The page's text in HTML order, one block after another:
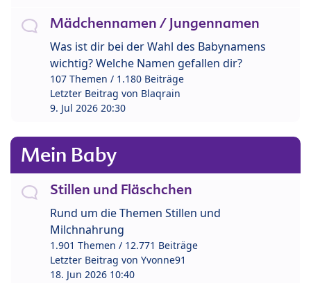
Mädchennamen / Jungennamen
Was ist dir bei der Wahl des Babynamens
wichtig? Welche Namen gefallen dir?
107 Themen / 1.180 Beiträge
Letzter Beitrag von Blaqrain
9. Jul 2026 20:30
Mein Baby
Stillen und Fläschchen
Rund um die Themen Stillen und
Milchnahrung
1.901 Themen / 12.771 Beiträge
Letzter Beitrag von Yvonne91
18. Jun 2026 10:40